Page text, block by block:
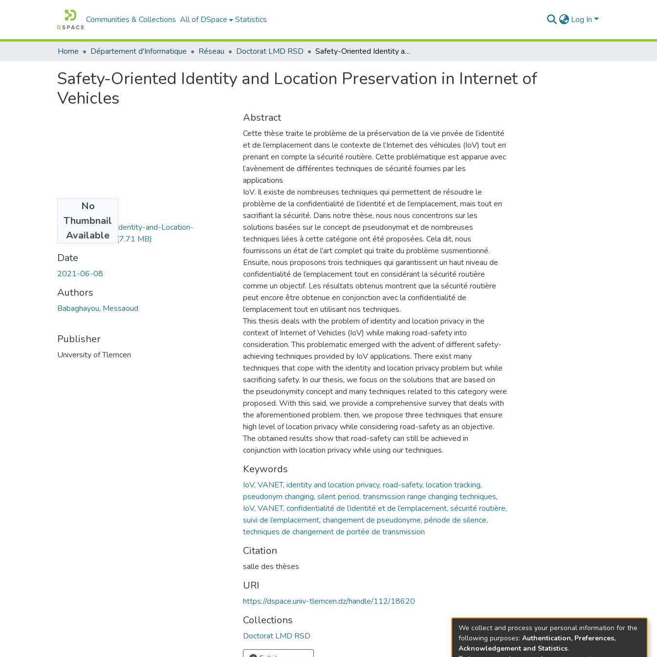
Communities & Collections All of DSpace Statistics Log In
Home Département d'Informatique Réseau Doctorat LMD RSD Safety-Oriented Identity and Location Preservation in Internet of Vehicles
Safety-Oriented Identity and Location Preservation in Internet of
Vehicles
No
Thumbnail
Available
Safety-Oriented-Identity-and-Location-
Preservation..pdf
(7.71 MB)
Date
2021-06-08
Authors
Babaghayou, Messaoud
Publisher
University of Tlemcen
Abstract
Cette thèse traite le problème de la préservation de la vie privée de l’identité
et de l’emplacement dans le contexte de l’Internet des véhicules (IoV) tout en
prenant en compte la sécurité routière. Cette problématique est apparue avec
l’avènement de différentes techniques de sécurité fournies par les
applications
IoV. Il existe de nombreuses techniques qui permettent de résoudre le
problème de la confidentialité de l’identité et de l’emplacement, mais tout en
sacrifiant la sécurité. Dans notre thèse, nous nous concentrons sur les
solutions basées sur le concept de pseudonymat et de nombreuses
techniques liées à cette catégorie ont été proposées. Cela dit, nous
fournissons un état de l’art complet qui traite du problème susmentionné.
Ensuite, nous proposons trois techniques qui garantissent un haut niveau de
confidentialité de l’emplacement tout en considérant la sécurité routière
comme un objectif. Les résultats obtenus montrent que la sécurité routière
peut encore être obtenue en conjonction avec la confidentialité de
l’emplacement tout en utilisant nos techniques.
This thesis deals with the problem of identity and location privacy in the
context of Internet of Vehicles (IoV) while making road-safety into
consideration. This problematic emerged with the advent of different safety-
achieving techniques provided by IoV applications. There exist many
techniques that cope with the identity and location privacy problem but while
sacrificing safety. In our thesis, we focus on the solutions that are based on
the pseudonymity concept and many techniques related to this category were
proposed. With this said, we provide a comprehensive survey that deals with
the aforementioned problem. then, we propose three techniques that ensure
high level of location privacy while considering road-safety as an objective.
The obtained results show that road-safety can still be achieved in
conjunction with location privacy while using our techniques.
Keywords
IoV, VANET, identity and location privacy, road-safety, location tracking,
pseudonym changing, silent period, transmission range changing techniques,
IoV, VANET, confidentialité de l’identité et de l’emplacement, sécurité routière,
suivi de l’emplacement, changement de pseudonyme, période de silence,
techniques de changement de portée de transmission
Citation
salle des thèses
URI
https://dspace.univ-tlemcen.dz/handle/112/18620
Collections
Doctorat LMD RSD
We collect and process your personal information for the
following purposes: Authentication, Preferences,
Acknowledgement and Statistics.